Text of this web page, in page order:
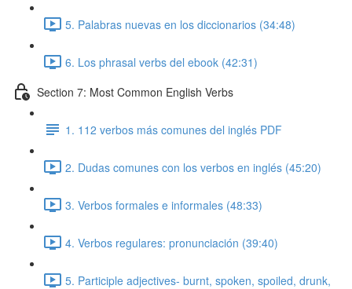
5. Palabras nuevas en los diccionarios (34:48)
6. Los phrasal verbs del ebook (42:31)
Section 7: Most Common English Verbs
1. 112 verbos más comunes del inglés PDF
2. Dudas comunes con los verbos en inglés (45:20)
3. Verbos formales e informales (48:33)
4. Verbos regulares: pronunciación (39:40)
5. Participle adjectives- burnt, spoken, spoiled, drunk,